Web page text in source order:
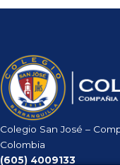
Colegio San José –
Colombia
(605) 4009133